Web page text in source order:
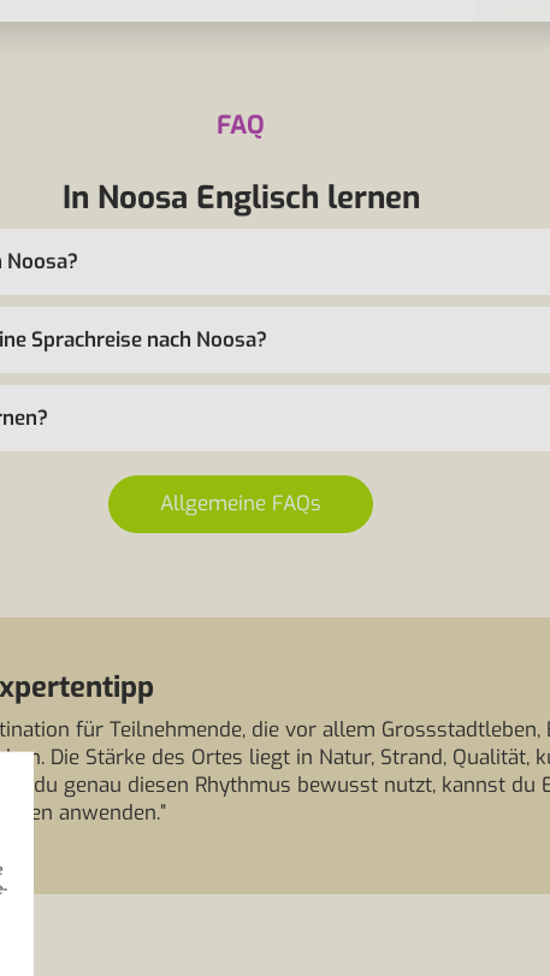
FAQ
In Noosa Englisch lernen
Noosa?
Sprachreise nach Noosa?
Allgemeine FAQs
für Teilnehmende, die vor allem
Die Stärke des Ortes liegt in Natur, Strand, Qualität,
du genau diesen Rhythmus bewusst nutzt, kannst
anwenden.”